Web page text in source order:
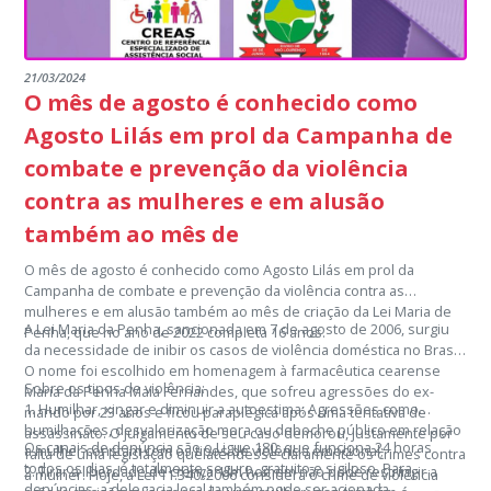
21/03/2024
O mês de agosto é conhecido como
Agosto Lilás em prol da Campanha de
combate e prevenção da violência
contra as mulheres e em alusão
também ao mês de
O mês de agosto é conhecido como Agosto Lilás em prol da
Campanha de combate e prevenção da violência contra as
mulheres e em alusão também ao mês de criação da Lei Maria de
Penha, que no ano de 2022 completa 16 anos.
A Lei Maria da Penha, sancionada em 7 de agosto de 2006, surgiu
da necessidade de inibir os casos de violência doméstica no Brasil.
O nome foi escolhido em homenagem à farmacêutica cearense
Maria da Penha Maia Fernandes, que sofreu agressões do ex-
marido por 23 anos e ficou paraplégica após uma tentativa de
assassinato. O julgamento de seu caso demorou, justamente por
falta de uma legislação que atendesse claramente os crimes contra
a mulher. Hoje, a Lei 11.340/2006 considera o crime de violência
Sobre os tipos de violência:
1. Humilhar, xingar e diminuir a autoestima: Agressões como
humilhações, desvalorização mora ou deboche público em relação
a mulher constam com os tipos de violência emocional;
2. Tirar a liberdade de crença: Um homem não pode restringir a
Os canais de denúncia são o Ligue 180, que funciona 24 horas
todos os dias, é totalmente seguro, gratuito e sigiloso. Para